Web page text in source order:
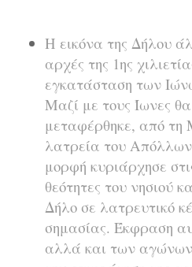
Η εικόνα της Δήλου
αρχές της 1ης
εγκατάσταση των
Μαζί με τους Ίωνες
μεταφέρθηκε, από τη
λατρεία του
μορφή κυριάρχησε
θεότητες του νησιού
Δήλο σε λατρευτικό
σημασίας. Έκφραση
αλλά και των αγώνων